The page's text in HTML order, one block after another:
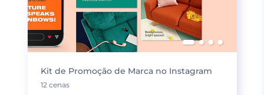
Kit de Promoção de Marca no Instagram
12 cenas